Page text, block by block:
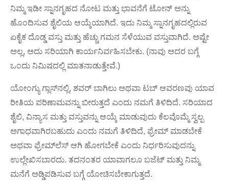
ನಿಮ್ಮ ಇಡೀ ಸ್ನಾನಗೃಹದ ನೋಟ ಮತ್ತು ಭಾವನೆಗೆ ಟೋನ್ ಅನ್ನು
ಹೊಂದಿಸುವ ಶೈಲಿಯ ಆಯ್ಕೆಯಾಗಿದೆ. ಇದು ನಿಮ್ಮ ಸ್ನಾನಗೃಹದಲ್ಲಿರುವ
ಏಕೈಕ ದೊಡ್ಡ ವಸ್ತು ಮತ್ತು ಹೆಚ್ಚು ಗಮನ ಸೆಳೆಯುವ ವಸ್ತುವಾಗಿದೆ. ಅಷ್ಟೇ
ಅಲ್ಲ, ಅದು ಸರಿಯಾಗಿ ಕಾರ್ಯನಿರ್ವಹಿಸಬೇಕು. (ನಾವು ಅದರ ಬಗ್ಗೆ
ಒಂದು ನಿಮಿಷದಲ್ಲಿ ಮಾತನಾಡುತ್ತೇವೆ.)
ಯೋಂಗ್ಯು ಗ್ಲಾಸ್‌ನಲ್ಲಿ, ಶವರ್ ಬಾಗಿಲು ಅಥವಾ ಟಬ್ ಆವರಣವು ಯಾವ
ರೀತಿಯ ಪರಿಣಾಮವನ್ನು ಬೀರುತ್ತದೆ ಎಂದು ನಮಗೆ ತಿಳಿದಿದೆ. ಸರಿಯಾದ
ಶೈಲಿ, ವಿನ್ಯಾಸ ಮತ್ತು ವಸ್ತುವನ್ನು ಆಯ್ಕೆ ಮಾಡುವುದು ಕೆಲವೊಮ್ಮೆ ಸ್ವಲ್ಪ
ಅಗಾಧವಾಗಿರಬಹುದು ಎಂದು ನಮಗೆ ತಿಳಿದಿದೆ, ಫ್ರೇಮ್ ಮಾಡಬೇಕೆ
ಅಥವಾ ಫ್ರೇಮ್‌ಲೆಸ್ ಆಗಿ ಹೋಗಬೇಕೆ ಎಂದು ನಿರ್ಧರಿಸುವುದನ್ನು
ಉಲ್ಲೇಖಿಸಬಾರದು. ತದನಂತರ ಯಾವಾಗಲೂ ಬಜೆಟ್ ಮತ್ತು ನಿಮ್ಮ
ಮನೆಗೆ ಅಡ್ಡಿಪಡಿಸುವ ಬಗ್ಗೆ ಯೋಚಿಸಬೇಕಾಗುತ್ತದೆ.